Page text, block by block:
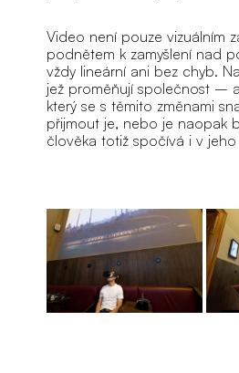
Video není pouze vizuálním
podnětem k zamyšlení nad
vždy lineární ani bez chyb.
jež proměňují společnost –
který se s těmito změnami
přijmout je, nebo je naopak
člověka totiž spočívá i v